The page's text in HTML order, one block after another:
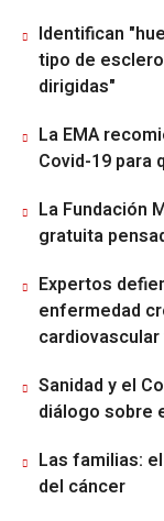
Identifican
tipo de
dirigidas"
La EMA
Covid-19 para
La Fundación
gratuita
Expertos
enfermedad
Sanidad y el
diálogo sobre
Las familias:
del cáncer